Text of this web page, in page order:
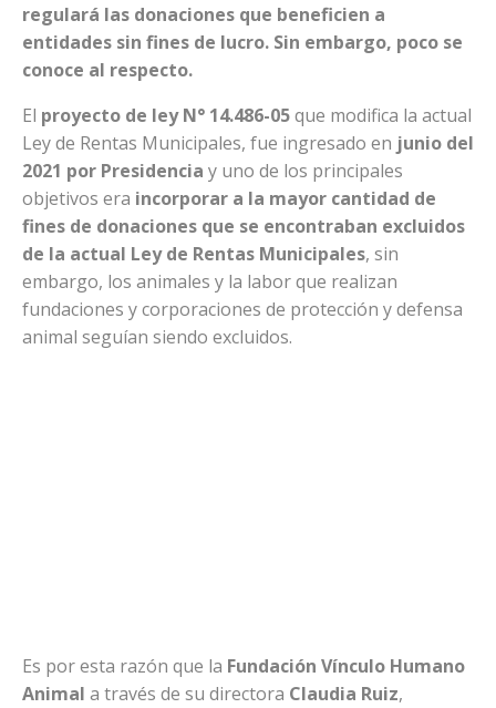
regulará las donaciones que beneficien a
entidades sin fines de lucro. Sin embargo, poco se
conoce al respecto.
El proyecto de ley N° 14.486-05que modifica la actual
Ley de Rentas Municipales, fue ingresado en junio del
2021 por Presidencia y uno de los principales
objetivos era incorporar a la mayor cantidad de
fines de donaciones que se encontraban excluidos
de la actual Ley de Rentas Municipales, sin
embargo, los animales y la labor que realizan
fundaciones y corporaciones de protección y defensa
animal seguían siendo excluidos.
Es por esta razón que la Fundación Vínculo Humano
Animal a través de su directora Claudia Ruiz,